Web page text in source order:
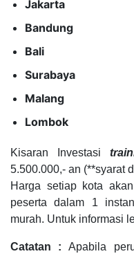
Jakarta
Bandung
Bali
Surabaya
Malang
Lombok
Kisaran Investasi
5.500.000,- an (**syarat
Harga setiap kota
peserta dalam 1
murah. Untuk informasi
Catatan : Apabila